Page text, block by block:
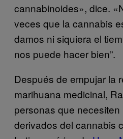
cannabinoides», dice.
veces que la cannabis
damos ni siquiera el
nos puede hacer bien”.
Después de empujar la
marihuana medicinal,
personas que
derivados del cannabis